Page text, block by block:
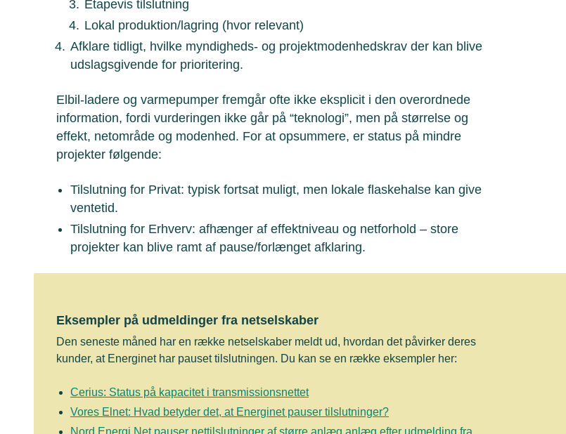
Etapevis tilslutning
Lokal produktion/lagring (hvor relevant)
Afklare tidligt, hvilke myndigheds- og projektmodenhedskrav der kan blive
udslagsgivende for prioritering.
Elbil-ladere og varmepumper fremgår ofte ikke eksplicit i den overordnede
information, fordi vurderingen ikke går på “teknologi”, men på størrelse og
effekt, netområde og modenhed. For at opsummere, er status på mindre
projekter følgende:
Tilslutning for Privat: typisk fortsat muligt, men lokale flaskehalse kan give
ventetid.
Tilslutning for Erhverv: afhænger af effektniveau og netforhold – store
projekter kan blive ramt af pause/forlænget afklaring.
Eksempler på udmeldinger fra netselskaber
Den seneste måned har en række netselskaber meldt ud, hvordan det påvirker deres
kunder, at Energinet har pauset tilslutningen. Du kan se en række eksempler her:
Cerius: Status på kapacitet i transmissionsnettet
Vores Elnet: Hvad betyder det, at Energinet pauser tilslutninger?
Nord Energi Net pauser nettilslutninger af større anlæg anlæg efter udmelding fra